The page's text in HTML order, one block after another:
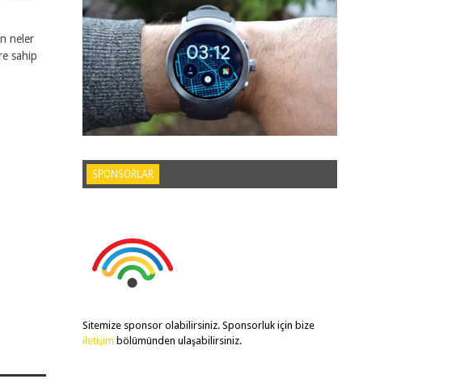
neler
sahip
SPONSORLAR
Sitemize sponsor olabilirsiniz. Sponsorluk için bize
iletişim bölümünden ulaşabilirsiniz.